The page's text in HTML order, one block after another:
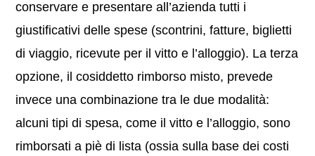
conservare e presentare all’azienda tutti i
giustificativi delle spese (scontrini, fatture, biglietti
di viaggio, ricevute per il vitto e l’alloggio). La terza
opzione, il cosiddetto rimborso misto, prevede
invece una combinazione tra le due modalità:
alcuni tipi di spesa, come il vitto e l’alloggio, sono
rimborsati a piè di lista (ossia sulla base dei costi